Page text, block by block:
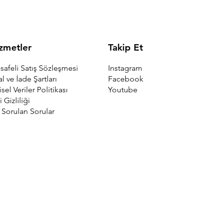
Satış Sözleşmesi
ve İade Şartları
Veriler Politikası
Gizliliği
Sorulan Sorular
Takip Et
Instagram
Facebook
Youtube